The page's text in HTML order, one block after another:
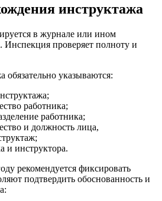
инструктажа
в журнале или ином
Инспекция проверяет полноту и
указываются:
работника;
работника;
и должность лица,
и инструктора.
рекомендуется фиксировать
подтвердить обоснованность и